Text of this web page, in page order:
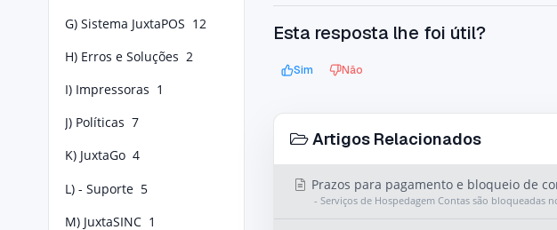
G) Sistema JuxtaPOS 12
H) Erros e Soluções 2
I) Impressoras 1
J) Políticas 7
K) JuxtaGo 4
L) - Suporte 5
M) JuxtaSINC 1
Esta resposta lhe foi útil?
Sim Não
Artigos Relacionados
Prazos para pagamento e bloqueio de
- Serviços de Hospedagem Contas são bloqueadas